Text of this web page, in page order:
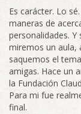
Es carácter. Lo
maneras de
personalidades.
miremos un aula,
saquemos el
amigas. Hace un
la Fundación
Para mi fue
final.